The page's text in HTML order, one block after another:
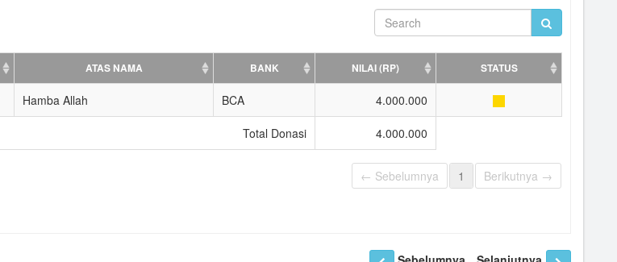
ATAS NAMA BANK NILAI (RP) STATUS
Total Donasi 4.000.000
Hamba Allah BCA 4.000.000
← Sebelumnya 1 Berikutnya →